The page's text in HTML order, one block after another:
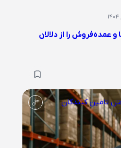
عمده‌فروش را از دلالان
تامین کنندگان